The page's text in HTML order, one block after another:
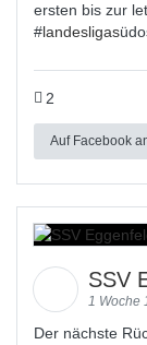
ersten bis zur
#landesligas
2
Auf Facebook
SSV
1 Woche
Der nächste